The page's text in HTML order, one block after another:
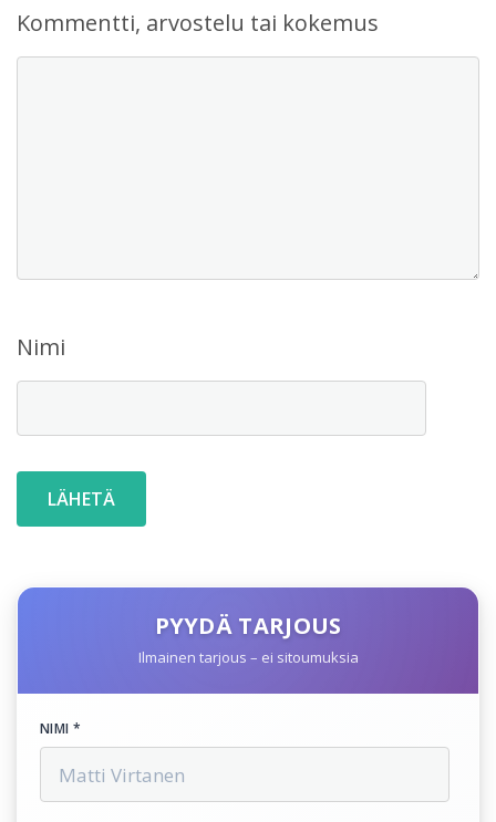
Kommentti, arvostelu tai kokemus
Nimi
PYYDÄ TARJOUS
Ilmainen tarjous – ei sitoumuksia
NIMI *